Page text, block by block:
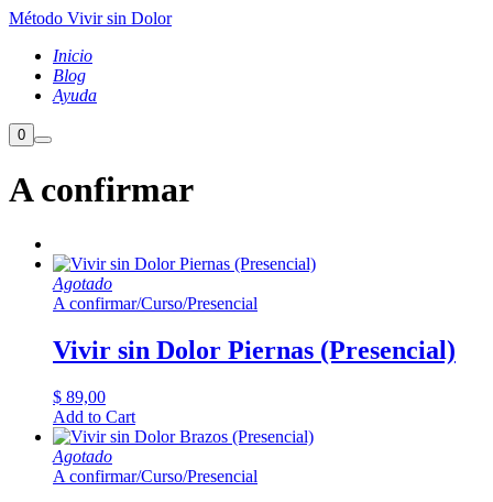
Método Vivir sin Dolor
Inicio
Blog
Ayuda
0Barra
lateral
la
tienda
Menú
A confirmar
Agotado
A confirmar/Curso/Presencial
Vivir sin Dolor Piernas (Presencial)
$ 89,00
Add to Cart
Agotado
A confirmar/Curso/Presencial